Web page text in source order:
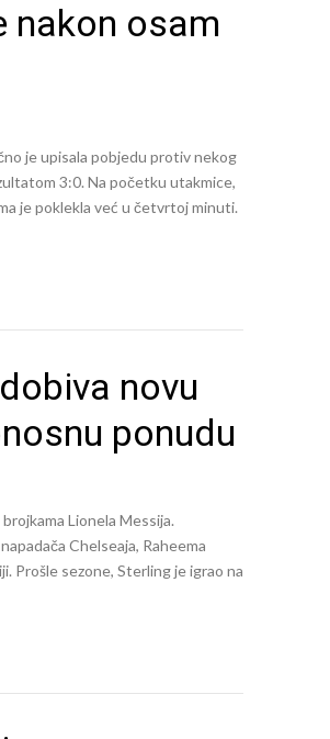
nakon osam
je upisala pobjedu protiv nekog
3:0. Na početku utakmice,
je poklekla već u četvrtoj minuti.
novu
ponudu
Lionela Messija.
Chelseaja, Raheema
Prošle sezone, Sterling je igrao na